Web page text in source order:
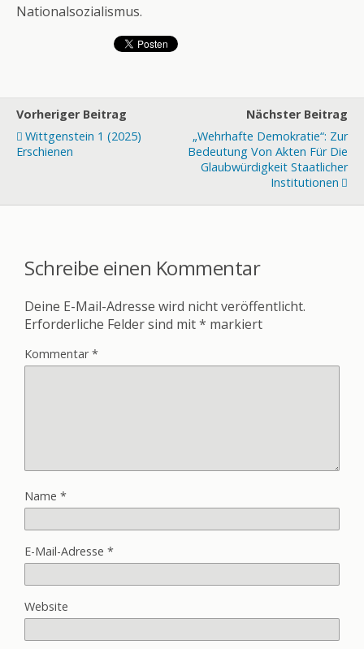
Nationalsozialismus.
Vorheriger Beitrag
Wittgenstein 1 (2025)
Erschienen
Nächster Beitrag
„Wehrhafte Demokratie“: Zur
Bedeutung Von Akten Für Die
Glaubwürdigkeit Staatlicher
Institutionen
Schreibe einen Kommentar
Deine E-Mail-Adresse wird nicht veröffentlicht.
Erforderliche Felder sind mit* markiert
Kommentar*
Name *
E-Mail-Adresse *
Website